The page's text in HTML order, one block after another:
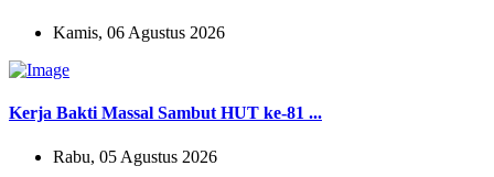
Kamis, 06 Agustus 2026
Kerja Bakti Massal Sambut HUT ke-81 ...
Rabu, 05 Agustus 2026